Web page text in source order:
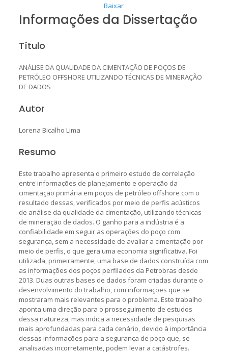
Baixar
Informações da Dissertação
Título
ANÁLISE DA QUALIDADE DA CIMENTAÇÃO DE POÇOS DE
PETRÓLEO OFFSHORE UTILIZANDO TÉCNICAS DE MINERAÇÃO
DE DADOS
Autor
Lorena Bicalho Lima
Resumo
Este trabalho apresenta o primeiro estudo de correlação
entre informações de planejamento e operação da
cimentação primária em poços de petróleo offshore com o
resultado dessas, verificados por meio de perfis acústicos
de análise da qualidade da cimentação, utilizando técnicas
de mineração de dados. O ganho para a indústria é a
confiabilidade em seguir as operações do poço com
segurança, sem a necessidade de avaliar a cimentação por
meio de perfis, o que gera uma economia significativa. Foi
utilizada, primeiramente, uma base de dados construída com
as informações dos poços perfilados da Petrobras desde
2013. Duas outras bases de dados foram criadas durante o
desenvolvimento do trabalho, com informações que se
mostraram mais relevantes para o problema. Este trabalho
aponta uma direção para o prosseguimento de estudos
dessa natureza, mas indica a necessidade de pesquisas
mais aprofundadas para cada cenário, devido à importância
dessas informações para a segurança de poço que, se
analisadas incorretamente, podem levar a catástrofes.